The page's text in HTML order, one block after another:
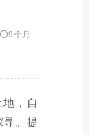
9个月
，自
。提